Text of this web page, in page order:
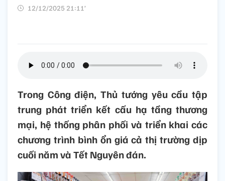
12/12/2025 21:11’
Trong Công điện, Thủ tướng yêu cầu tập
trung phát triển kết cấu hạ tầng thương
mại, hệ thống phân phối và triển khai các
chương trình bình ổn giá cả thị trường dịp
cuối năm và Tết Nguyên đán.